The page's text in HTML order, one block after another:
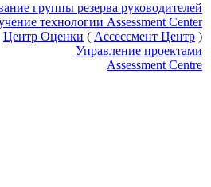
группы резерва руководителей
технологии Assessment Center
Центр Оценки ( Ассессмент Центр )
Управление проектами
Assessment Centre